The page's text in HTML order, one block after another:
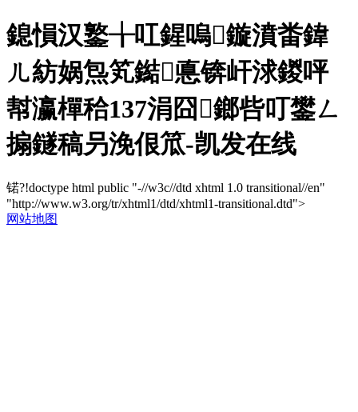
鎴愪汉鐜╁叿鍟嗚鏇濆畨鍏
ㄦ紡娲炰笂鐑悳锛屽浗鍐呯
幇瀛樿秴137涓囧鎯呰叮鐢ㄥ
搧鐩稿叧浼佷笟-凯发在线
锘?!doctype html public "-//w3c//dtd xhtml 1.0 transitional//en"
"http://www.w3.org/tr/xhtml1/dtd/xhtml1-transitional.dtd">
网站地图